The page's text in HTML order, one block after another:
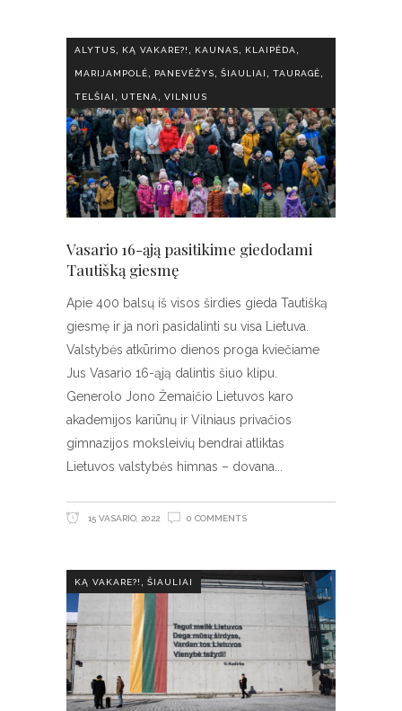
ALYTUS KĄ VAKARE?! KAUNAS KLAIPĖDA
MARIJAMPOLĖ PANEVĖŽYS ŠIAULIAI TAURAGĖ
TELŠIAI UTENA VILNIUS
Vasario 16-ąją pasitikime giedodami
Tautišką giesmę
Apie 400 balsų iš visos širdies gieda Tautišką
giesmę ir ja nori pasidalinti su visa Lietuva.
Valstybės atkūrimo dienos proga kviečiame
Jus Vasario 16-ąją dalintis šiuo klipu.
Generolo Jono Žemaičio Lietuvos karo
akademijos kariūnų ir Vilniaus privačios
gimnazijos moksleivių bendrai atliktas
Lietuvos valstybės himnas – dovana
15 VASARIO, 2022 0 COMMENTS
KĄ VAKARE?! ŠIAULIAI